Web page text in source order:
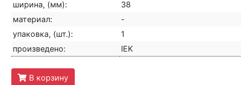
ширина, (мм):
38
материал:
-
упаковка, (шт.):
1
произведено:
IEK
В корзину